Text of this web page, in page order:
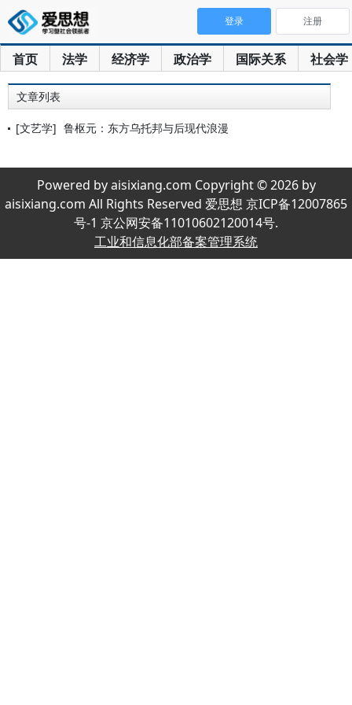
首页 法学 经济学 政治学 国际关系 社会学
登录 注册
文章列表
[文艺学] 鲁枢元：东方乌托邦与后现代浪漫
Powered by aisixiang.com Copyright © 2026 by
aisixiang.com All Rights Reserved 爱思想 京ICP备12007865
号-1 京公网安备11010602120014号.
工业和信息化部备案管理系统